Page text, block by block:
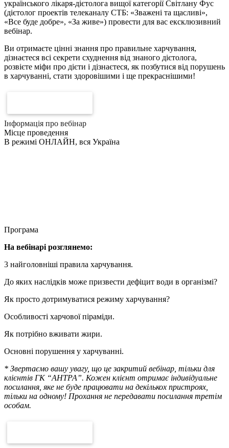
українського лікаря-дієтолога вищої категорії Світлану Фус
(дієтолог проектів телеканалу СТБ: «Зважені та щасливі»,
«Все буде добре», «За живе») провести для вас ексклюзивний
вебінар.
Ви отримаєте цінні знання про правильне харчування,
дізнаєтеся всі секрети схуднення від знаного дієтолога,
розвієте міфи про дієти і дізнаєтеся, як позбутися від порушень
в харчуванні, стати здоровішими і ще прекраснішими!
Інформація про вебінар
Місце проведення
В режимі ОНЛАЙН, вся Україна
Програма
На вебінарі розглянемо:
3 найголовніші правила харчування.
До яких наслідків може призвести дефіцит води в організмі?
Як просто дотримуватися режиму харчування?
Особливості харчової піраміди.
Як потрібно вживати жири.
Основні порушення у харчуванні.
* Звертаємо вашу увагу, що це закритий вебінар, тільки для
клієнтів ГК “АНТРА”. Кожен клієнт отримає індивідуальне
посилання, яке не буде працювати на декількох пристроях,
тільки на одному! Прохання не передавати посилання третім
особам.